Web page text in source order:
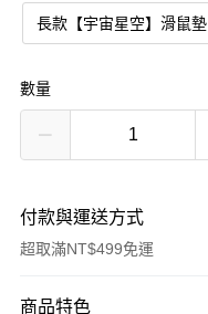
長款【宇宙星空】滑鼠墊
數量
付款與運送方式
超取滿NT$499免運
付款方式
商品特色